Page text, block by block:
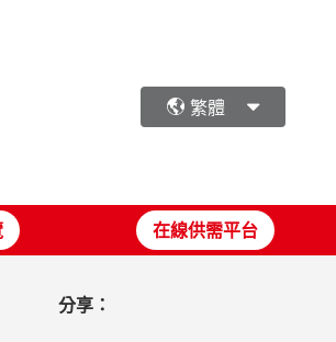
繁體
在線供需平台
分享：